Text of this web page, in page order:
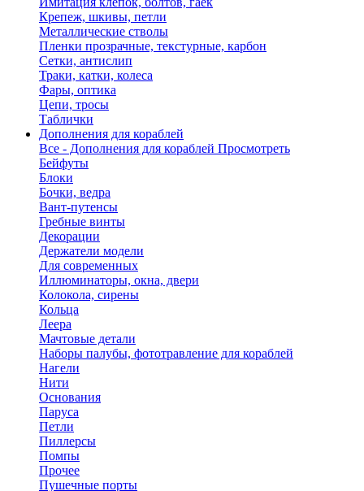
Крепеж, шкивы, петли
Металлические стволы
Пленки прозрачные, текстурные, карбон
Сетки, антислип
Траки, катки, колеса
Фары, оптика
Цепи, тросы
Таблички
Дополнения для кораблей
Все - Дополнения для кораблей Просмотреть
Бейфуты
Блоки
Бочки, ведра
Вант-путенсы
Гребные винты
Декорации
Держатели модели
Для современных
Иллюминаторы, окна, двери
Колокола, сирены
Кольца
Леера
Мачтовые детали
Наборы палубы, фототравление для кораблей
Нагели
Нити
Основания
Паруса
Петли
Пиллерсы
Помпы
Прочее
Пушечные порты